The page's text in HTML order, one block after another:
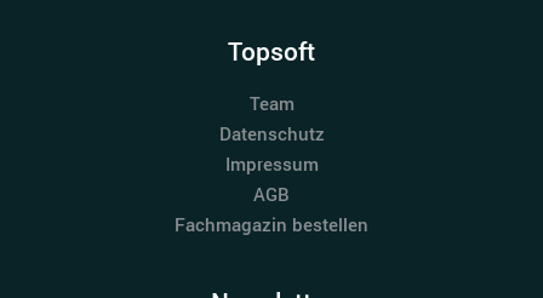
Topsoft
Team
Datenschutz
Impressum
AGB
Fachmagazin bestellen